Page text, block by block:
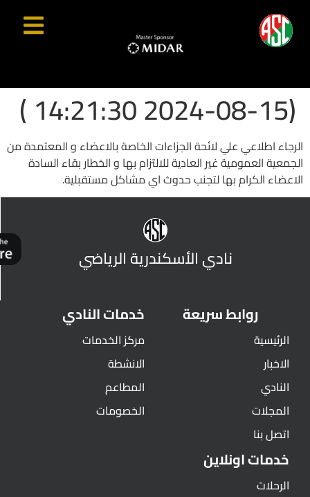
(2024-08-15 14:21:30 )
الرجاء اطلاعي علي لائحة الجزاءات الخاصة بالاعضاء و المعتمدة من
الجمعية العمومية غير العادية للالتزام بها و الخطار بقاء السادة
الاعضاء الكرام بها لتجنب حدوث اي مشاكل مستقبلية.
نادي الأسكندرية الرياضي
روابط سريعة
الرئيسية
الاخبار
النادي
المجلات
اتصل بنا
خدمات النادي
مركز الخدمات
الانشطة
المطاعم
الخصومات
خدمات اونلاين
الرحلات